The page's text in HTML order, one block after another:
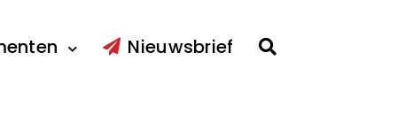
Nieuwsbrief